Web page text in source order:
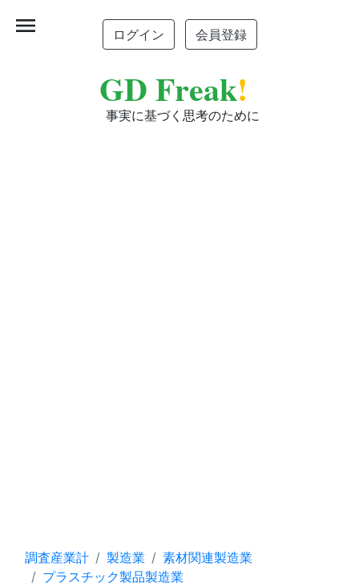
ログイン 会員登録
GD Freak!
事実に基づく思考のために
menu
調査産業計 製造業
素材関連製造業
プラスチック製品製造業